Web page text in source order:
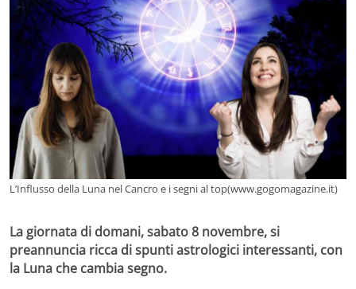
L’Influsso della Luna nel Cancro e i segni al top(www.gogomagazine.it)
La giornata di domani, sabato 8 novembre, si
preannuncia ricca di spunti astrologici interessanti, con
la Luna che cambia segno.